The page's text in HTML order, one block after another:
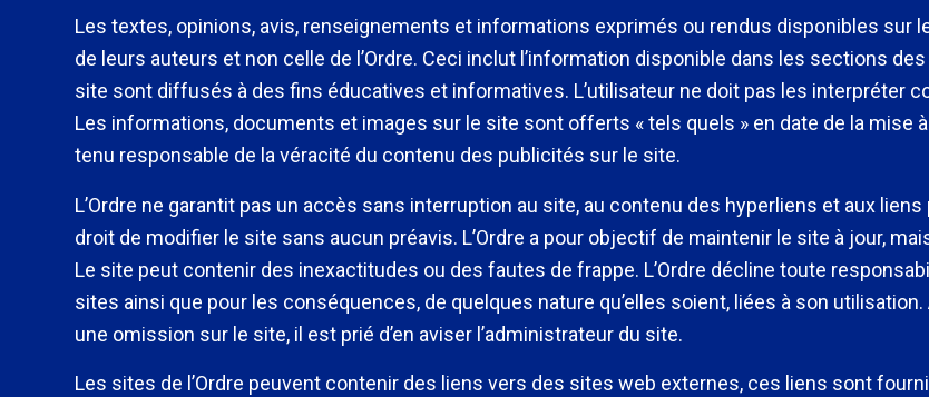
Les textes, opinions, avis, renseignements et informations exprimés ou rendus disponibles sur
de leurs auteurs et non celle de l’Ordre. Ceci inclut l’information disponible dans les sections
site sont diffusés à des fins éducatives et informatives. L’utilisateur ne doit pas les interpréter
Les informations, documents et images sur le site sont offerts « tels quels » en date de la mise
tenu responsable de la véracité du contenu des publicités sur le site.
L’Ordre ne garantit pas un accès sans interruption au site, au contenu des hyperliens et aux
droit de modifier le site sans aucun préavis. L’Ordre a pour objectif de maintenir le site à jour,
Le site peut contenir des inexactitudes ou des fautes de frappe. L’Ordre décline toute
sites ainsi que pour les conséquences, de quelques nature qu’elles soient, liées à son
une omission sur le site, il est prié d’en aviser l’administrateur du site.
Les sites de l’Ordre peuvent contenir des liens vers des sites web externes, ces liens sont